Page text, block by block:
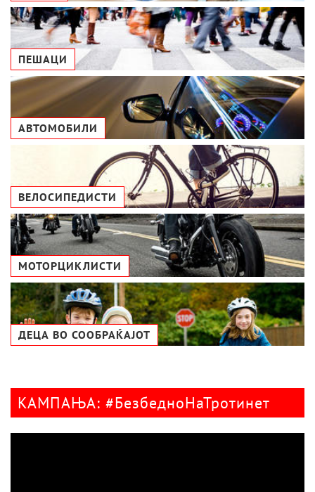
ПЕШАЦИ
АВТОМОБИЛИ
ВЕЛОСИПЕДИСТИ
МОТОРЦИКЛИСТИ
ДЕЦА ВО СООБРАЌАЈОТ
КАМПАЊА: #БезбедноНаТротинет